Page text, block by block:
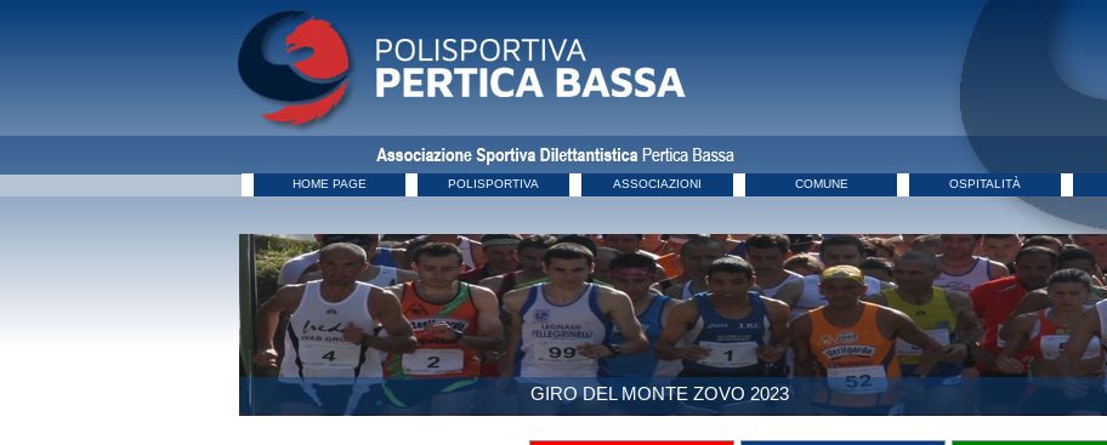
HOME PAGE POLISPORTIVA ASSOCIAZIONI COMUNE OSPITALITÀ
GIRO DEL MONTE ZOVO 2023